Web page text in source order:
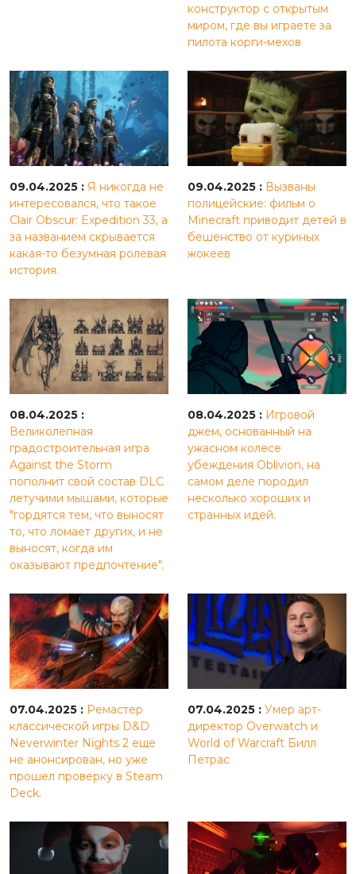
конструктор с открытым
миром, где вы играете за
пилота корги-мехов
09.04.2025 : Я никогда не
интересовался, что такое
Clair Obscur: Expedition 33, а
за названием скрывается
какая-то безумная ролевая
история.
09.04.2025 : Вызваны
полицейские: фильм о
Minecraft приводит детей в
бешенство от куриных
жокеев
08.04.2025 :
Великолепная
градостроительная игра
Against the Storm
пополнит свой состав DLC
летучими мышами, которые
"гордятся тем, что выносят
то, что ломает других, и не
выносят, когда им
оказывают предпочтение".
08.04.2025 : Игровой
джем, основанный на
ужасном колесе
убеждения Oblivion, на
самом деле породил
несколько хороших и
странных идей.
07.04.2025 : Ремастер
классической игры D&D
Neverwinter Nights 2 еще
не анонсирован, но уже
прошел проверку в Steam
Deck.
07.04.2025 : Умер арт-
директор Overwatch и
World of Warcraft Билл
Петрас